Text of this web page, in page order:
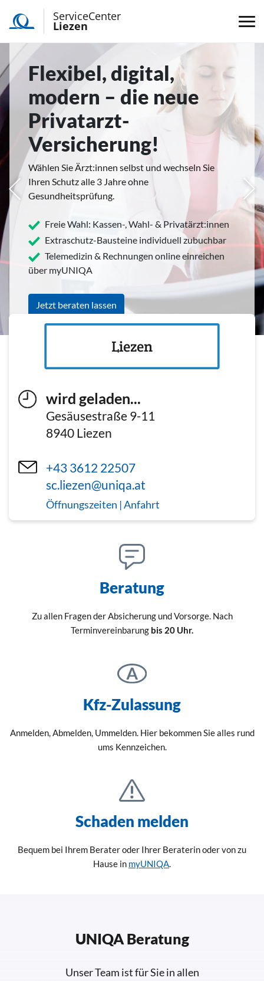
ServiceCenter
Liezen
Flexibel, digital,
modern – die neue
Privatarzt-
Versicherung!
Wählen Sie Ärzt:innen selbst und wechseln Sie
Ihren Schutz alle 3 Jahre ohne
Gesundheitsprüfung.
Freie Wahl: Kassen-, Wahl- & Privatärzt:innen
Extraschutz-Bausteine individuell zubuchbar
Telemedizin & Rechnungen online einreichen
über myUNIQA
Jetzt beraten lassen
wird geladen...
Gesäusestraße 9-11
8940 Liezen
+43 3612 22507
sc.liezen@uniqa.at
Öffnungszeiten | Anfahrt
Liezen
Beratung
Zu allen Fragen der Absicherung und Vorsorge. Nach
Terminvereinbarung bis 20 Uhr.
Kfz-Zulassung
Anmelden, Abmelden, Ummelden. Hier bekommen Sie alles rund
ums Kennzeichen.
Schaden melden
Bequem bei Ihrem Berater oder Ihrer Beraterin oder von zu
Hause in myUNIQA.
UNIQA Beratung
Unser Team ist für Sie in allen